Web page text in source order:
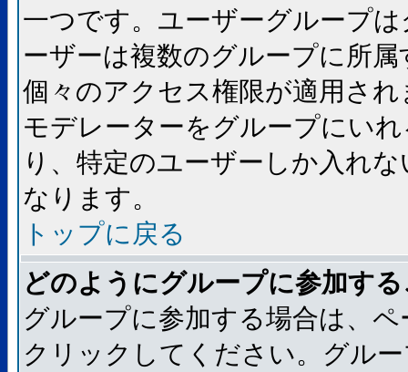
一つです。ユーザーグループ
ーザーは複数のグループに所
個々のアクセス権限が適用さ
モデレーターをグループにい
り、特定のユーザーしか入れ
なります。
トップに戻る
どのようにグループに参加す
グループに参加する場合は、
クリックしてください。グル